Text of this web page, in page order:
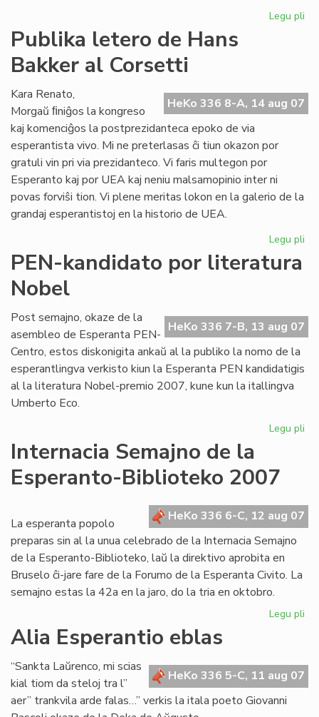
Legu pli
Publika letero de Hans
Bakker al Corsetti
HeKo 336 8-A, 14 aug 07
Kara Renato,
Morgaŭ ﬁniĝos la kongreso
kaj komenciĝos la postprezidanteca epoko de via
esperantista vivo. Mi ne preterlasas ĉi tiun okazon por
gratuli vin pri via prezidanteco. Vi faris multegon por
Esperanto kaj por UEA kaj neniu malsamopinio inter ni
povas forviŝi tion. Vi plene meritas lokon en la galerio de la
grandaj esperantistoj en la historio de UEA.
Legu pli
PEN-kandidato por literatura
Nobel
HeKo 336 7-B, 13 aug 07
Post semajno, okaze de la
asembleo de Esperanta PEN-
Centro, estos diskonigita ankaŭ al la publiko la nomo de la
esperantlingva verkisto kiun la Esperanta PEN kandidatigis
al la literatura Nobel-premio 2007, kune kun la itallingva
Umberto Eco.
Legu pli
Internacia Semajno de la
Esperanto-Biblioteko 2007
HeKo 336 6-C, 12 aug 07
La esperanta popolo
preparas sin al la unua celebrado de la Internacia Semajno
de la Esperanto-Biblioteko, laŭ la direktivo aprobita en
Bruselo ĉi-jare fare de la Forumo de la Esperanta Civito. La
semajno estas la 42a en la jaro, do la tria en oktobro.
Legu pli
Alia Esperantio eblas
HeKo 336 5-C, 11 aug 07
“Sankta Laŭrenco, mi scias
kial tiom da steloj tra l”
aer” trankvila arde falas…” verkis la itala poeto Giovanni